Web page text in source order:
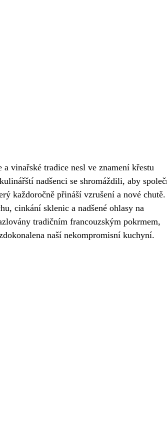
vinařské tradice nesl ve znamení křestu
nadšenci se shromáždili, aby
každoročně přináší vzrušení a nové chutě.
cinkání sklenic a nadšené ohlasy na
tradičním francouzským pokrmem,
naší nekompromisní kuchyní.